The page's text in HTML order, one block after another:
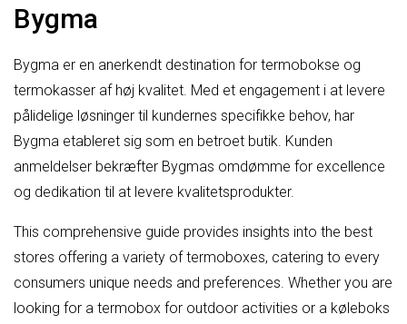
Bygma
Bygma er en anerkendt destination for termobokse og
termokasser af høj kvalitet. Med et engagement i at levere
pålidelige løsninger til kundernes specifikke behov, har
Bygma etableret sig som en betroet butik. Kunden
anmeldelser bekræfter Bygmas omdømme for excellence
og dedikation til at levere kvalitetsprodukter.
This comprehensive guide provides insights into the best
stores offering a variety of termoboxes, catering to every
consumers unique needs and preferences. Whether you are
looking for a termobox for outdoor activities or a køleboks